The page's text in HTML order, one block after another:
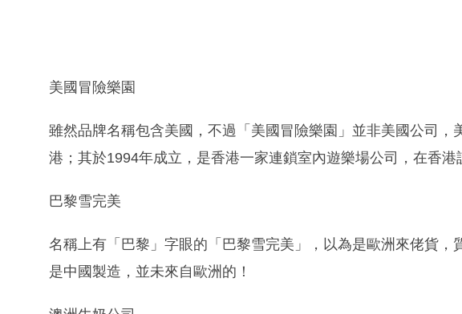
美國冒險樂園
雖然品牌名稱包含美國，不過「美國冒險樂園」並非美國公司，
港；其於1994年成立，是香港一家連鎖室內遊樂場公司，在香港
巴黎雪完美
名稱上有「巴黎」字眼的「巴黎雪完美」，以為是歐洲來佬貨，
是中國製造，並未來自歐洲的！